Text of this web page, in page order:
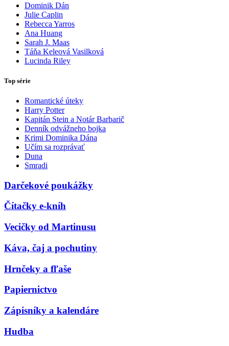
Dominik Dán
Julie Caplin
Rebecca Yarros
Ana Huang
Sarah J. Maas
Táňa Keleová Vasilková
Lucinda Riley
Top série
Romantické úteky
Harry Potter
Kapitán Stein a Notár Barbarič
Denník odvážneho bojka
Krimi Dominika Dána
Učím sa rozprávať
Duna
Smradi
Darčekové poukážky
Čítačky e-kníh
Vecičky od Martinusu
Káva, čaj a pochutiny
Hrnčeky a fľaše
Papiernictvo
Zápisníky a kalendáre
Hudba